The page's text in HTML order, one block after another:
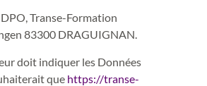
Transe-Formation
83300 DRAGUIGNAN.
doit indiquer les Données
que https://transe-